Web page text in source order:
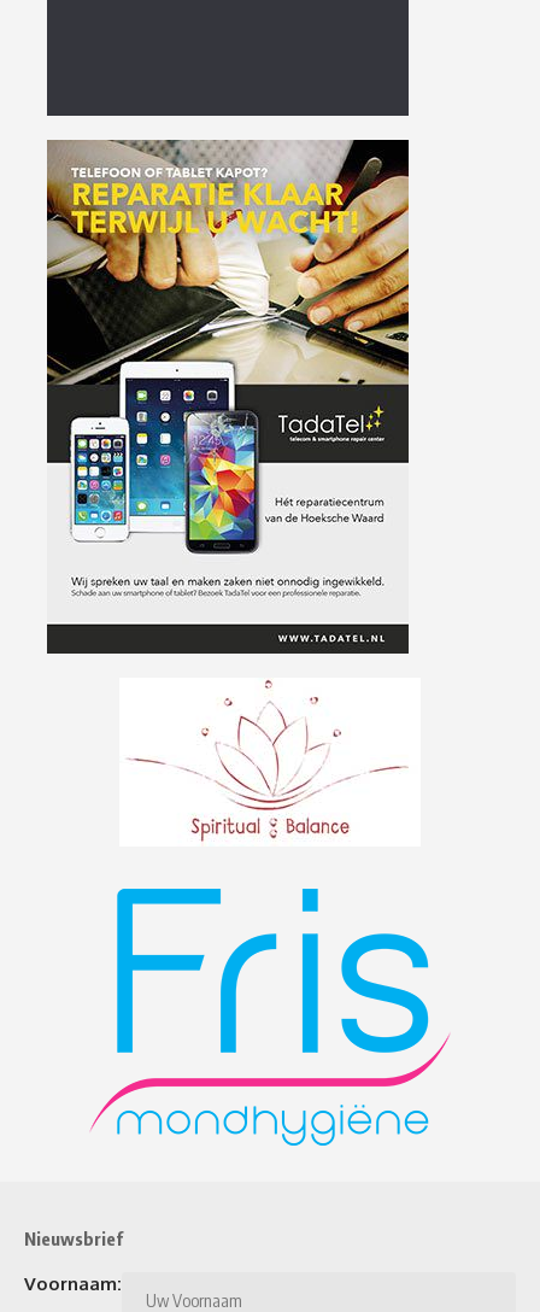
Nieuwsbrief
Voornaam: